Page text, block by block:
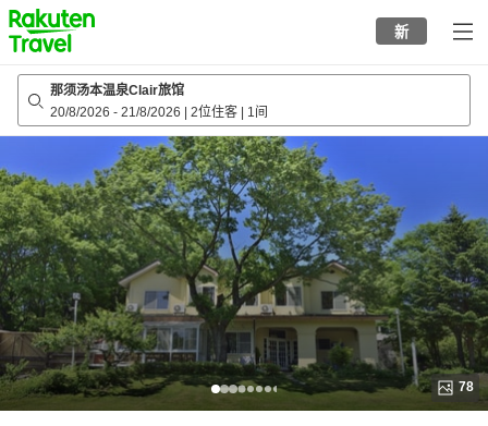
to
top
page
新
那须汤本温泉Clair旅馆
20/8/2026 - 21/8/2026 2位住客 1间
78